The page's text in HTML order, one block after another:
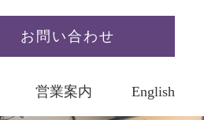
お問い合わせ
営業案内 English